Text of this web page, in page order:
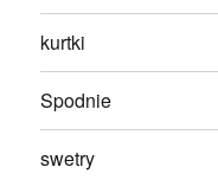
kurtki
Spodnie
swetry